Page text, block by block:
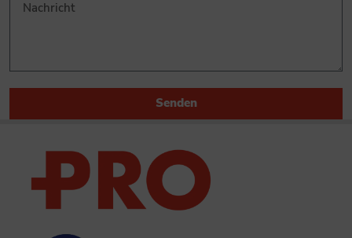
Senden